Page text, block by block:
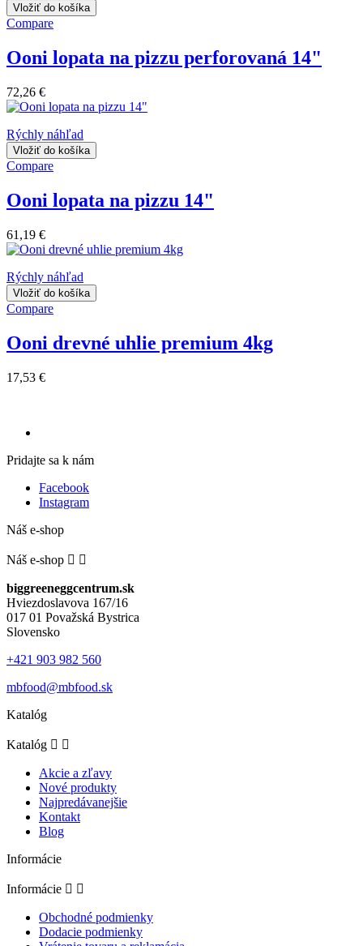
Vložiť do košíka
Compare
Ooni lopata na pizzu perforovaná 14"
72,26 €
Rýchly náhľad
Vložiť do košíka
Compare
Ooni lopata na pizzu 14"
61,19 €
Rýchly náhľad
Vložiť do košíka
Compare
Ooni drevné uhlie premium 4kg
17,53 €
Pridajte sa k nám
Facebook
Instagram
Náš e-shop
Náš e-shop  
biggreeneggcentrum.sk
Hviezdoslavova 167/16
017 01 Považská Bystrica
Slovensko
+421 903 982 560
mbfood@mbfood.sk
Katalóg
Katalóg  
Akcie a zľavy
Nové produkty
Najpredávanejšie
Kontakt
Blog
Informácie
Informácie  
Obchodné podmienky
Dodacie podmienky